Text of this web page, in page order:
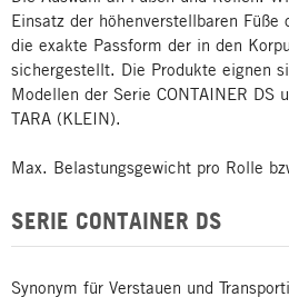
Einsatz der höhenverstellbaren
die exakte Passform der in den
sichergestellt. Die Produkte eignen
Modellen der Serie CONTAINER DS
TARA (KLEIN).
Max. Belastungsgewicht pro Rolle
SERIE CONTAINER DS
Synonym für Verstauen und